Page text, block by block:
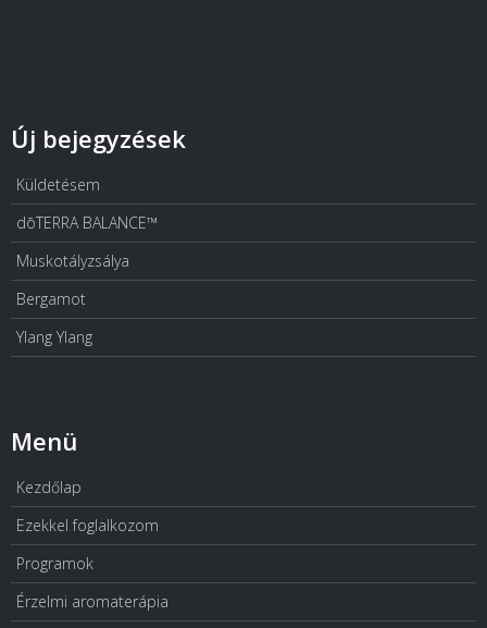
Új bejegyzések
Küldetésem
dōTERRA BALANCE™
Muskotályzsálya
Bergamot
Ylang Ylang
Menü
Kezdőlap
Ezekkel foglalkozom
Programok
Érzelmi aromaterápia